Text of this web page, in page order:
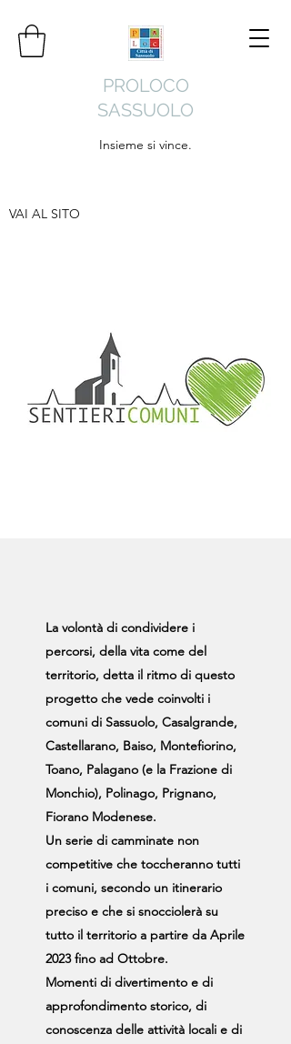
PROLOCO
SASSUOLO
Insieme si vince.
VAI AL SITO
La volontà di condividere i
percorsi, della vita come del
territorio, detta il ritmo di questo
progetto che vede coinvolti i
comuni di Sassuolo, Casalgrande,
Castellarano, Baiso, Montefiorino,
Toano, Palagano (e la Frazione di
Monchio), Polinago, Prignano,
Fiorano Modenese.
Un serie di camminate non
competitive che toccheranno tutti
i comuni, secondo un itinerario
preciso e che si snocciolerà su
tutto il territorio a partire da Aprile
2023 fino ad Ottobre.
Momenti di divertimento e di
approfondimento storico, di
conoscenza delle attività locali e di